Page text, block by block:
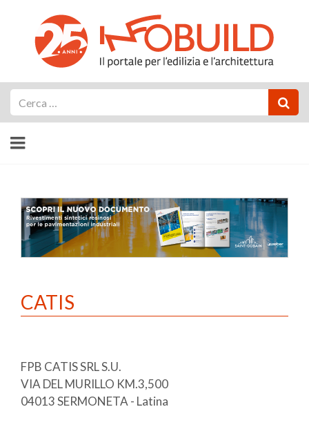
CATIS
FPB CATIS SRL S.U.
VIA DEL MURILLO KM.3,500
04013 SERMONETA - Latina